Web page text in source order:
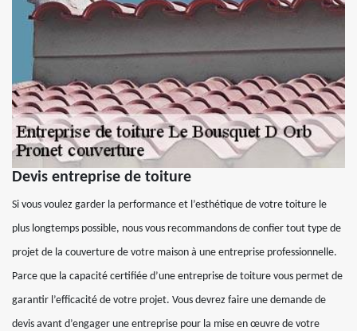
Devis entreprise de toiture
Si vous voulez garder la performance et l’esthétique de votre toiture le
plus longtemps possible, nous vous recommandons de confier tout type de
projet de la couverture de votre maison à une entreprise professionnelle.
Parce que la capacité certifiée d’une entreprise de toiture vous permet de
garantir l’efficacité de votre projet. Vous devrez faire une demande de
devis avant d’engager une entreprise pour la mise en œuvre de votre